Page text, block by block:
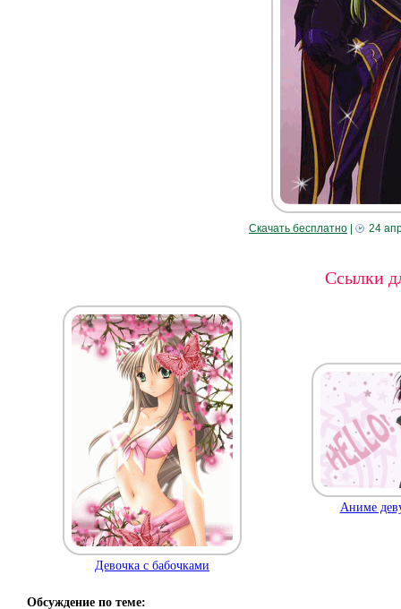
Скачать бесплатно 24
Ссылки
Девочка с бабочками
Аниме
Обсуждение по теме: